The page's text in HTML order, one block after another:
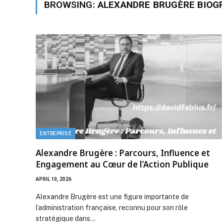
BROWSING:ALEXANDRE BRUGÈRE
ENTREPRISE
Alexandre Brugère : Parcours, Influence et
Engagement au Cœur de l’Action Publique
APRIL 10, 2026
Alexandre Brugère est une figure importante de
l’administration française, reconnu pour son rôle
stratégique dans…